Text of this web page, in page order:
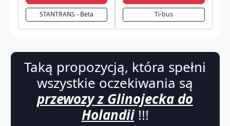
STANTRANS - Beta Ti-bus
Taką propozycją, która spełni
wszystkie oczekiwania są
przewozy z Glinojecka do
Holandii!!!